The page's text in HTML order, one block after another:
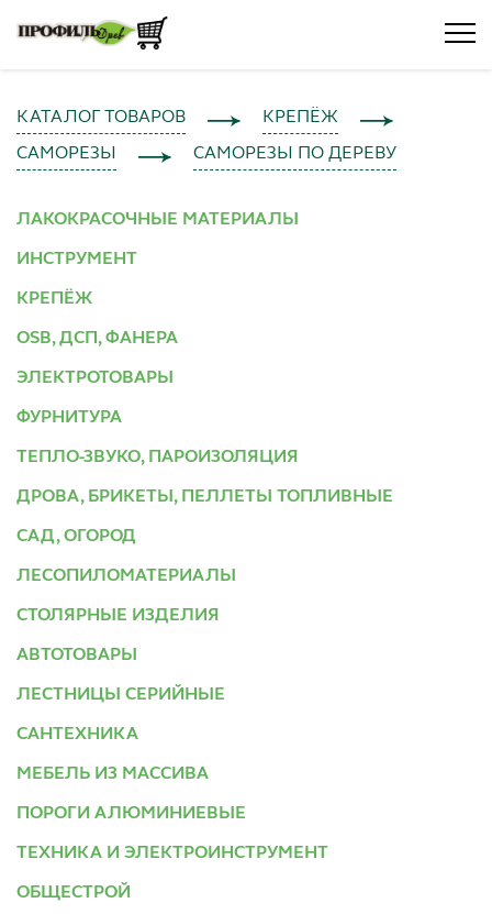
КАТАЛОГ ТОВАРОВ КРЕПЁЖ
САМОРЕЗЫ САМОРЕЗЫ ПО ДЕРЕВУ
ЛАКОКРАСОЧНЫЕ МАТЕРИАЛЫ
ИНСТРУМЕНТ
КРЕПЁЖ
OSB, ДСП, ФАНЕРА
ЭЛЕКТРОТОВАРЫ
ФУРНИТУРА
ТЕПЛО-ЗВУКО, ПАРОИЗОЛЯЦИЯ
ДРОВА, БРИКЕТЫ, ПЕЛЛЕТЫ ТОПЛИВНЫЕ
САД, ОГОРОД
ЛЕСОПИЛОМАТЕРИАЛЫ
СТОЛЯРНЫЕ ИЗДЕЛИЯ
АВТОТОВАРЫ
ЛЕСТНИЦЫ СЕРИЙНЫЕ
САНТЕХНИКА
МЕБЕЛЬ ИЗ МАССИВА
ПОРОГИ АЛЮМИНИЕВЫЕ
ТЕХНИКА И ЭЛЕКТРОИНСТРУМЕНТ
ОБЩЕСТРОЙ